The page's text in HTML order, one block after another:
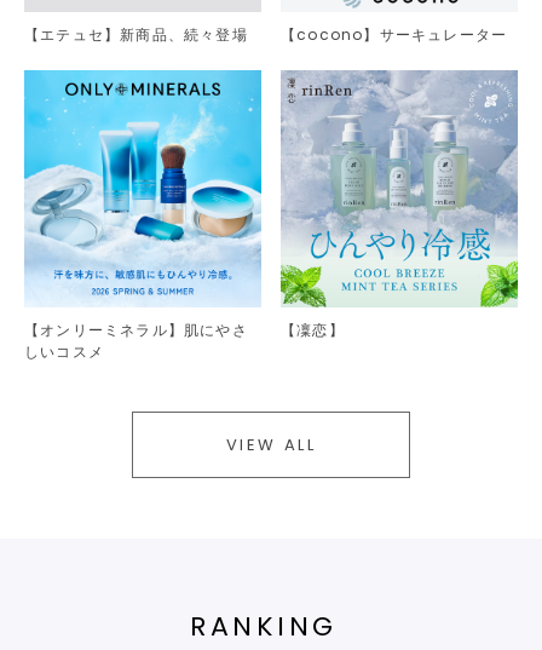
【エテュセ】新商品、続々登場 【cocono】サーキュレーター
【オンリーミネラル】肌にやさ
しいコスメ
【凜恋】
VIEW ALL
RANKING